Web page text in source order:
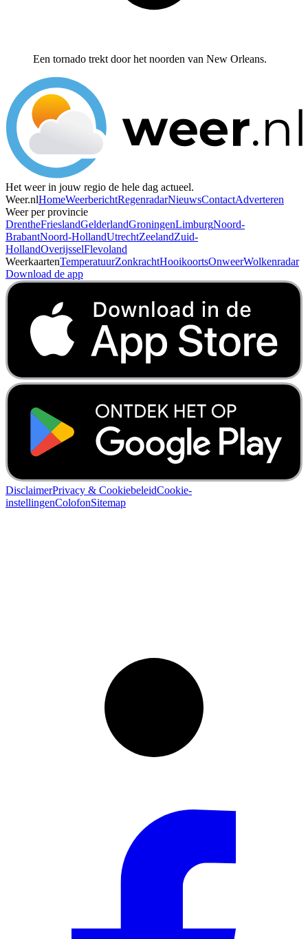
Een tornado trekt door het noorden van New Orleans.
Het weer in jouw regio de hele dag actueel.
Weer.nlHomeWeerberichtRegenradarNieuwsContactAdverteren
Weer per provincie
DrentheFrieslandGelderlandGroningenLimburgNoord-
BrabantNoord-HollandUtrechtZeelandZuid-
HollandOverijsselFlevoland
WeerkaartenTemperatuurZonkrachtHooikoortsOnweerWolkenradar
Download de app
DisclaimerPrivacy & CookiebeleidCookie-
instellingenColofonSitemap